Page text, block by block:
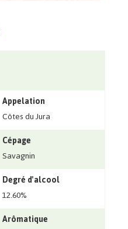
Appelation
Côtes du Jura
Cépage
Savagnin
Degré d'alcool
12.60%
Arômatique